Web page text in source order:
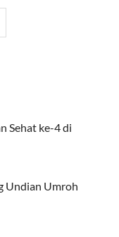
Sehat ke-4 di
Undian Umroh